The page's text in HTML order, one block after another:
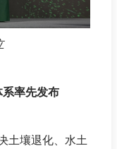
率先发布
土壤退化、水土